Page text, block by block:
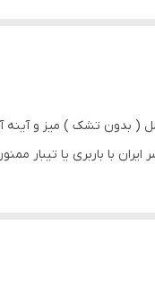
بدون تشک ) میز و آینه
با باربری یا تیبار